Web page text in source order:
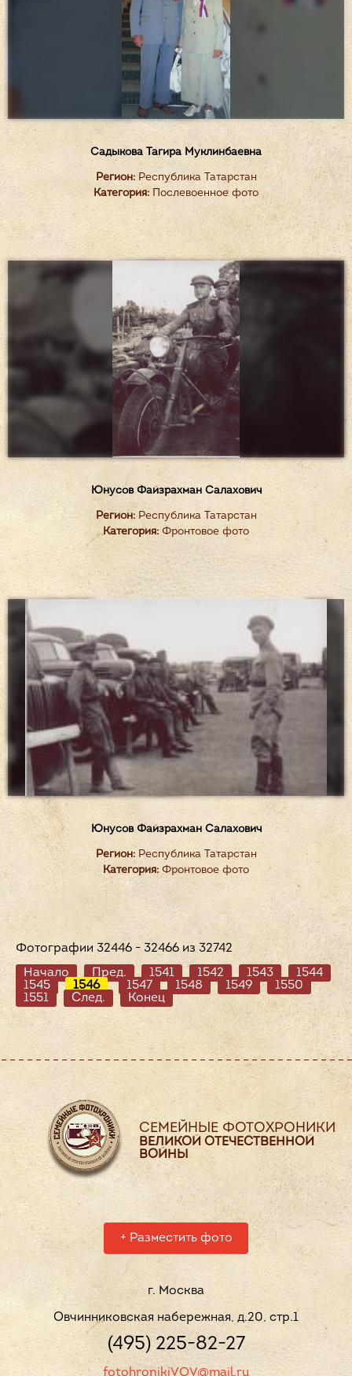
Садыкова Тагира Муклинбаевна
Регион:Республика Татарстан
Категория: Послевоенное фото
Юнусов Файзрахман Салахович
Регион:Республика Татарстан
Категория: Фронтовое фото
Юнусов Файзрахман Салахович
Регион:Республика Татарстан
Категория:Фронтовое фото
Фотографии 32446 - 32466 из 32742
Начало
Пред. 1541 1542 1543
1544
1545
1546 1547 1548 1549
1550
1551
След. Конец
СЕМЕЙНЫЕ ФОТОХРОНИКИ
ВЕЛИКОЙ ОТЕЧЕСТВЕННОЙ
ВОЙНЫ
+ Разместить фото
г. Москва
Овчинниковская набережная, д.20, стр.1
(495) 225-82-27
fotohronikiVOV@mail.ru